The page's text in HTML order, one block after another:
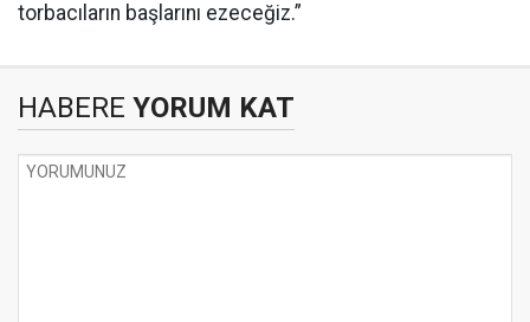
torbacıların başlarını ezeceğiz.”
HABERE YORUM KAT